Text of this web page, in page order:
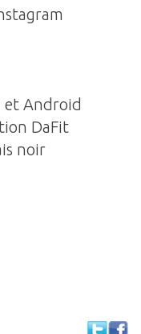
et Android
DaFit
noir